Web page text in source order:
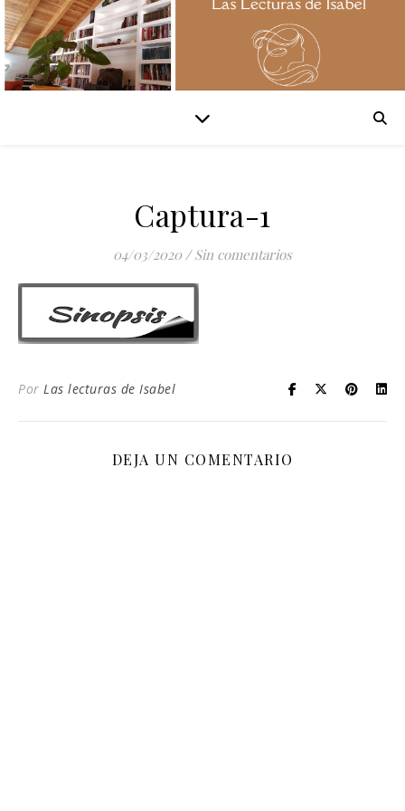
Captura-1
04/03/2020 / Sin comentarios
Por Las lecturas de Isabel
DEJA UN COMENTARIO